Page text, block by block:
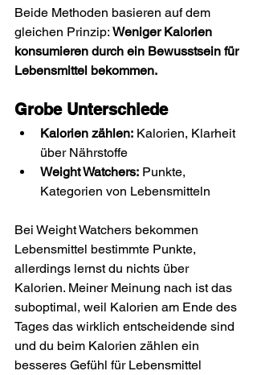
Beide Methoden basieren auf dem
gleichen Prinzip: Weniger Kalorien
konsumieren durch ein Bewusstsein für
Lebensmittel bekommen.
Grobe Unterschiede
Kalorien zählen: Kalorien, Klarheit
über Nährstoffe
Weight Watchers: Punkte,
Kategorien von Lebensmitteln
Bei Weight Watchers bekommen
Lebensmittel bestimmte Punkte,
allerdings lernst du nichts über
Kalorien. Meiner Meinung nach ist das
suboptimal, weil Kalorien am Ende des
Tages das wirklich entscheidende sind
und du beim Kalorien zählen ein
besseres Gefühl für Lebensmittel